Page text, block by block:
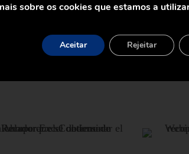
sobre os cookies que estamos a
Aceitar Rejeitar